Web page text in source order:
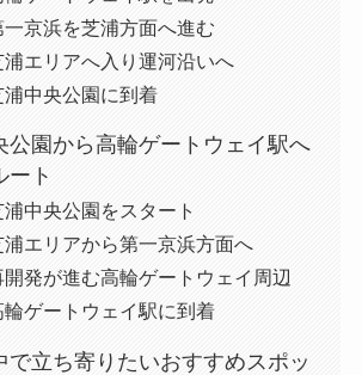
京浜を芝浦方面へ進む
エリアへ入り運河沿いへ
中央公園に到着
公園から高輪ゲートウェイ駅へ
ート
中央公園をスタート
エリアから第一京浜方面へ
発が進む高輪ゲートウェイ周辺
ゲートウェイ駅に到着
で立ち寄りたいおすすめスポッ